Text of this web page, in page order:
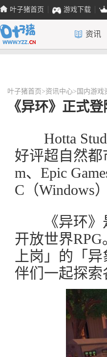
叶子猪首页 游戏下载
资讯
叶子猪首页 >资讯中心> 国内游戏
《异环》正式
Hotta
好评超自然都
m、Epic
C（Windows
《异环》是
开放世界
上岗」的「
伴们一起探